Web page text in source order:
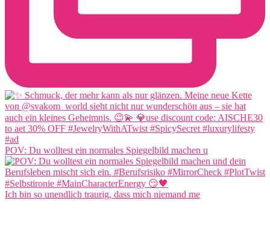
POV: Du wolltest ein normales Spiegelbild machen u
Ich bin so unendlich traurig, dass mich niemand me